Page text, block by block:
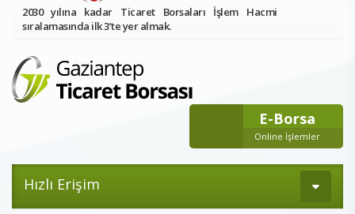
2030 yılına kadar Ticaret Borsaları İşlem Hacmi
sıralamasında ilk 3’te yer almak.
E-Borsa
Online İşlemler
Hızlı Erişim